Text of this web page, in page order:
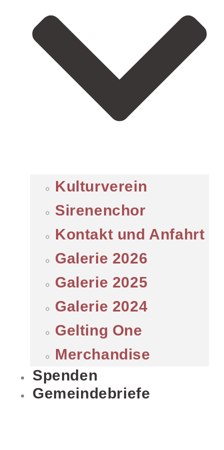
Kulturverein
Sirenenchor
Kontakt und Anfahrt
Galerie 2026
Galerie 2025
Galerie 2024
Gelting One
Merchandise
Spenden
Gemeindebriefe